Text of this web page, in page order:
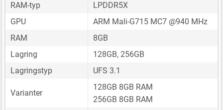
RAM-typ
LPDDR5X
GPU
ARM Mali-G715 MC7 @940 MHz
RAM
8GB
Lagring
128GB, 256GB
Lagringstyp
UFS 3.1
Varianter
128GB 8GB RAM
256GB 8GB RAM